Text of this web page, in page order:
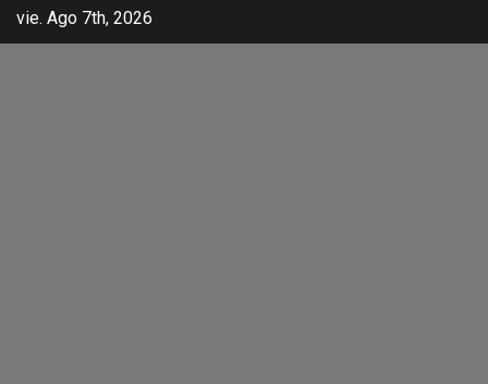
vie. Ago 7th, 2026